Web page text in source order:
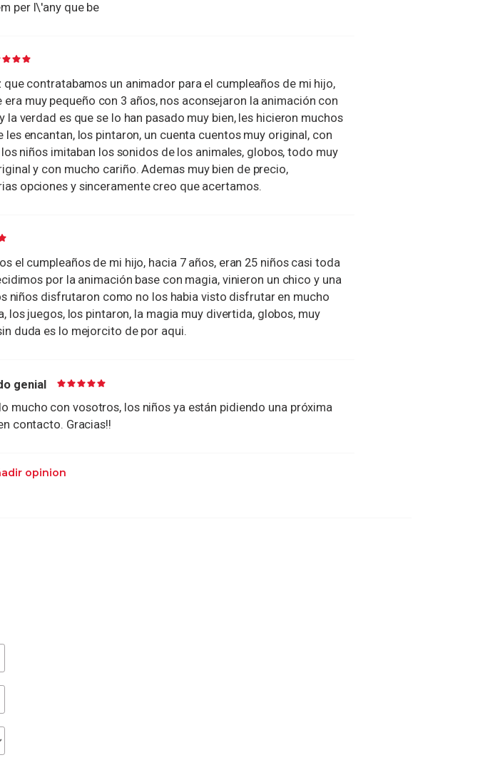
per l\'any que be
que contratabamos un animador para el cumpleaños de mi hijo,
era muy pequeño con 3 años, nos aconsejaron la animación con
la verdad es que se lo han pasado muy bien, les hicieron muchos
les encantan, los pintaron, un cuenta cuentos muy original, con
niños imitaban los sonidos de los animales, globos, todo muy
y con mucho cariño. Ademas muy bien de precio,
opciones y sinceramente creo que acertamos.
el cumpleaños de mi hijo, hacia 7 años, eran 25 niños casi toda
por la animación base con magia, vinieron un chico y una
niños disfrutaron como no los habia visto disfrutar en mucho
los juegos, los pintaron, la magia muy divertida, globos, muy
duda es lo mejorcito de por aqui.
genial
mucho con vosotros, los niños ya están pidiendo una próxima
contacto. Gracias!!
opinion